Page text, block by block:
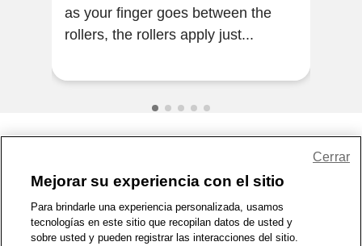
as your finger goes between the
rollers, the rollers apply just...
1-800-679-9691 | Contáctenos | Términos de Uso | Accesibilidad
Política de Privacidad | WA Privacy Policy | Mapa del sitio
Zona de Bienestar | © 1999 - 2026 CVS.com
Mejorar su experiencia con el sitio
Para brindarle una experiencia personalizada, usamos
tecnologías en este sitio que recopilan datos de usted y
sobre usted y pueden registrar las interacciones del sitio.
Cerrar